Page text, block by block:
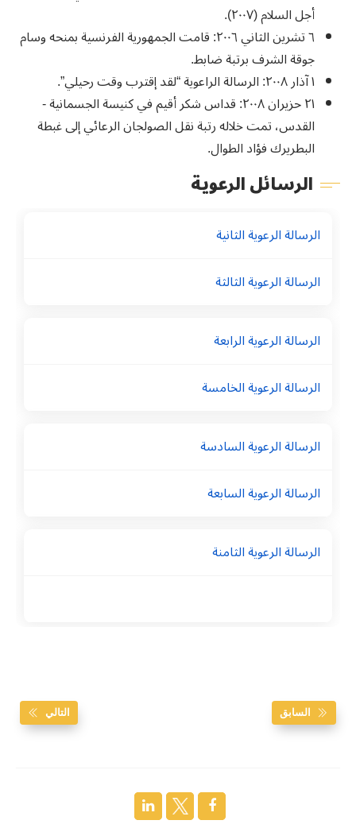
أجل السلام (٢٠٠٧).
٦ تشرين الثاني ٢٠٠٦: قامت الجمهورية الفرنسية بمنحه وسام
جوقة الشرف برتبة ضابط.
١ آذار ٢٠٠٨: الرسالة الراعوية “لقد إقترب وقت رحيلي”.
٢١ حزيران ٢٠٠٨: قداس شكر أقيم في كنيسة الجسمانية -
القدس، تمت خلاله رتبة نقل الصولجان الرعائي إلى غبطة
البطريرك فؤاد الطوال.
الرسائل الرعوية
الرسالة الرعوية الثانية
الرسالة الرعوية الثالثة
الرسالة الرعوية الرابعة
الرسالة الرعوية الخامسة
الرسالة الرعوية السادسة
الرسالة الرعوية السابعة
الرسالة الرعوية الثامنة
السابق التالي